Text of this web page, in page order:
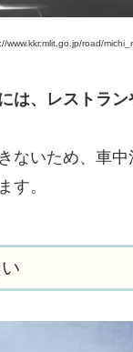
www.kkr.mlit.go.jp/road/
は、レストラ
ないため、車
す。